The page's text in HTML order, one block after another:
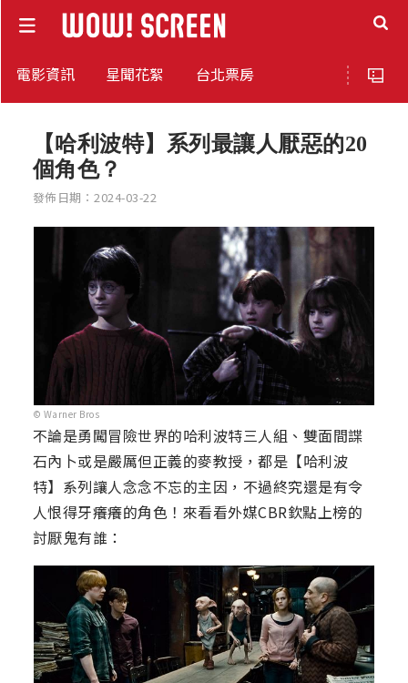
電影資訊 星聞花絮 台北票房
【哈利波特】系列最讓人厭惡的20
個角色？
發佈日期：2024-03-22
© Warner Bros
不論是勇闖冒險世界的哈利波特三人組、雙面間諜
石內卜或是嚴厲但正義的麥教授，都是【哈利波
特】系列讓人念念不忘的主因，不過終究還是有令
人恨得牙癢癢的角色！來看看外媒CBR欽點上榜的
討厭鬼有誰：